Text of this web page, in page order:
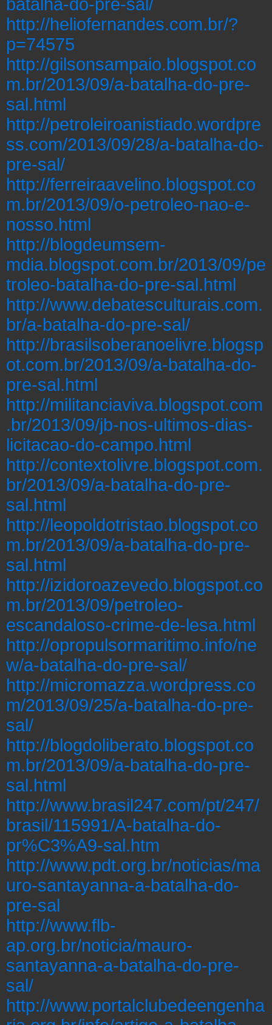
batalha-do-pre-sal/
http://heliofernandes.com.br/?
p=74575
http://gilsonsampaio.blogspot.co
m.br/2013/09/a-batalha-do-pre-
sal.html
http://petroleiroanistiado.wordpre
ss.com/2013/09/28/a-batalha-do-
pre-sal/
http://ferreiraavelino.blogspot.co
m.br/2013/09/o-petroleo-nao-e-
nosso.html
http://blogdeumsem-
mdia.blogspot.com.br/2013/09/pe
troleo-batalha-do-pre-sal.html
http://www.debatesculturais.com.
br/a-batalha-do-pre-sal/
http://brasilsoberanoelivre.blogsp
ot.com.br/2013/09/a-batalha-do-
pre-sal.html
http://militanciaviva.blogspot.com
.br/2013/09/jb-nos-ultimos-dias-
licitacao-do-campo.html
http://contextolivre.blogspot.com.
br/2013/09/a-batalha-do-pre-
sal.html
http://leopoldotristao.blogspot.co
m.br/2013/09/a-batalha-do-pre-
sal.html
http://izidoroazevedo.blogspot.co
m.br/2013/09/petroleo-
escandaloso-crime-de-lesa.html
http://opropulsormaritimo.info/ne
w/a-batalha-do-pre-sal/
http://micromazza.wordpress.co
m/2013/09/25/a-batalha-do-pre-
sal/
http://blogdoliberato.blogspot.co
m.br/2013/09/a-batalha-do-pre-
sal.html
http://www.brasil247.com/pt/247/
brasil/115991/A-batalha-do-
pr%C3%A9-sal.htm
http://www.pdt.org.br/noticias/ma
uro-santayanna-a-batalha-do-
pre-sal
http://www.flb-
ap.org.br/noticia/mauro-
santayanna-a-batalha-do-pre-
sal/
http://www.portalclubedeengenha